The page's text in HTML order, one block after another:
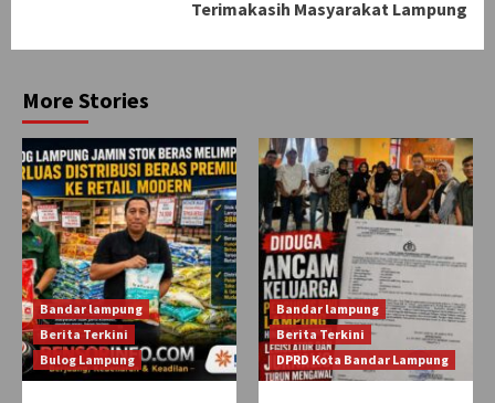
Terimakasih Masyarakat Lampung
More Stories
Bandar lampung
Berita Terkini
Bulog Lampung
Bandar lampung
Berita Terkini
DPRD Kota Bandar Lampung